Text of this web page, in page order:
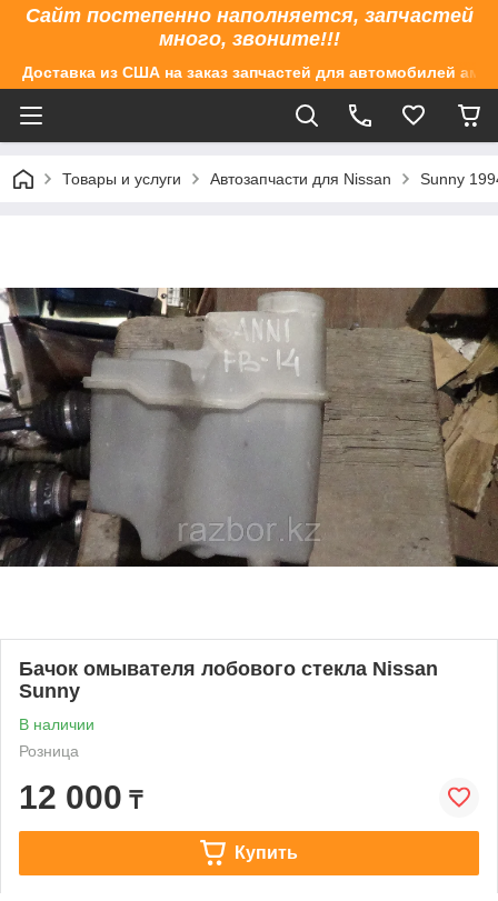
Сайт постепенно наполняется, запчастей
много, звоните!!!
Доставка из США на заказ запчастей для автомобилей
Товары и услуги Автозапчасти для Nissan Sunny
Бачок омывателя лобового стекла Nissan
Sunny
В наличии
Розница
12 000 ₸
Купить